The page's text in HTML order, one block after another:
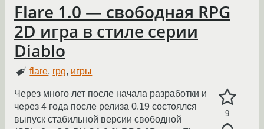
Flare 1.0 — свободная RPG
2D игра в стиле серии
Diablo
flare, rpg, игры
9
Через много лет после начала разработки и
через 4 года после релиза 0.19 состоялся
выпуск стабильной версии свободной